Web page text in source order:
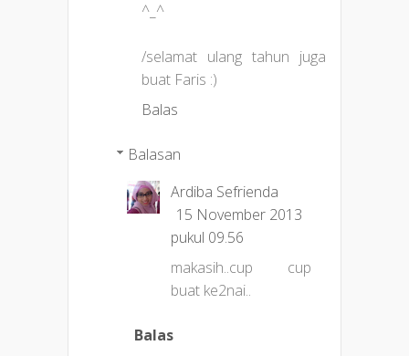
^_^
/selamat ulang tahun juga
buat Faris :)
Balas
Balasan
Ardiba Sefrienda
15 November 2013
pukul 09.56
makasih..cup cup
buat ke2nai..
Balas